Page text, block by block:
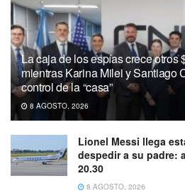
La caja de los espías crece otros
mientras Karina Milei y Santiago
control de la “casa”
8 AGOSTO, 2026
Lionel Messi llega
despedir a su padre:
20.30
8 AGOSTO, 2026